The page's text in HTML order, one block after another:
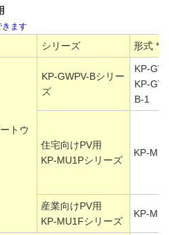
シリーズ 形式 *1
トウ
KP-GWPV-Bシリー
ズ
KP-
KP-
B-1
住宅向けPV用
KP-MU1Pシリーズ
KP-
産業向けPV用
KP-MU1Fシリーズ
KP-